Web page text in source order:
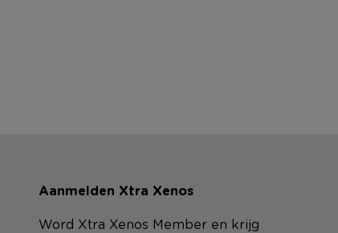
Aanmelden Xtra Xenos
Word Xtra Xenos Member en krijg